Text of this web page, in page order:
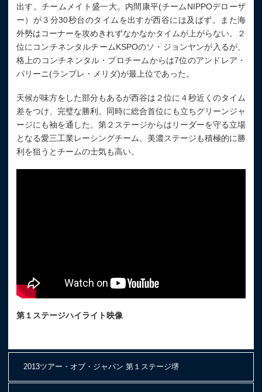
出す。チームメイト盛一大。内間康平(チームNIPPOデローザ
ー）が３分30秒台のタイムを出すが西谷には及ばず。また海
外勢はコーナーを攻めきれずなかなかタイムが上がらない。２
位にコンチネンタルチームKSPOのソ・ジョンヤンが入るが、
格上のコンチネンタル・プロチームからは7位のアンドレア・
パリーニ(ランプレ・メリダ)が最上位であった。
天候が味方をした部分もあるが西谷は２位に４秒近くのタイム
差をつけ、完璧な勝利。同時に総合首位にも立ちグリーンジャ
ージにも袖を通した。第２ステージからはリーダーを守る立場
となる愛三工業レーシングチーム。美濃ステージも積極的に勝
利を狙うとチームの士気も高い。
第１ステージハイライト映像
2013ツアー・オブ・ジャパン 第１ステージ堺